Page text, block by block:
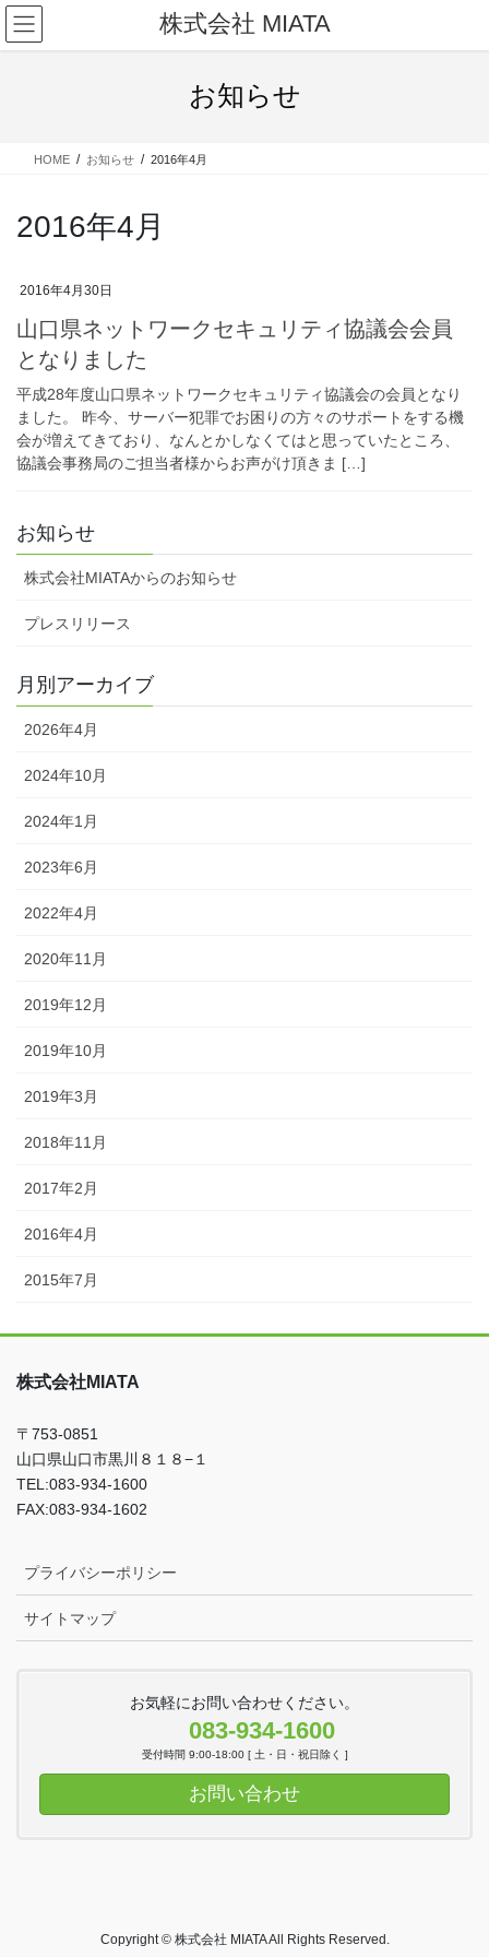
コ
ン
テ
ナ
ビ
ゲ
株式会社 MIATA
お知らせ
HOME お知らせ 2016年4月
2016年4月
2016年4月30日
山口県ネットワークセキュリティ協議会会員
となりました
平成28年度山口県ネットワークセキュリティ協議会の会員となり
ました。 昨今、サーバー犯罪でお困りの方々のサポートをする機
会が増えてきており、なんとかしなくてはと思っていたところ、
協議会事務局のご担当者様からお声がけ頂きま […]
お知らせ
株式会社MIATAからのお知らせ
プレスリリース
月別アーカイブ
2026年4月
2024年10月
2024年1月
2023年6月
2022年4月
2020年11月
2019年12月
2019年10月
2019年3月
2018年11月
2017年2月
2016年4月
2015年7月
株式会社MIATA
〒753-0851
山口県山口市黒川８１８−１
TEL:083-934-1600
FAX:083-934-1602
プライバシーポリシー
サイトマップ
お気軽にお問い合わせください。
083-934-1600
受付時間 9:00-18:00 [ 土・日・祝日除く ]
お問い合わせ
Copyright © 株式会社 MIATA All Rights Reserved.